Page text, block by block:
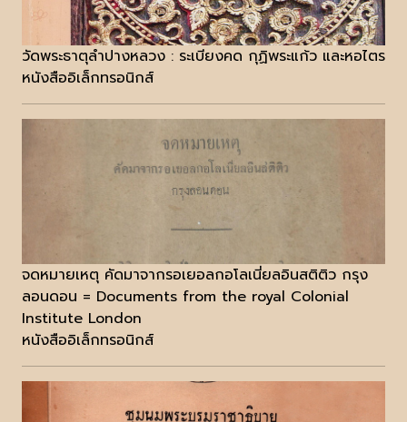
วัดพระธาตุลำปางหลวง : ระเบียงคด กุฏิพระแก้ว และหอไตร
หนังสืออิเล็กทรอนิกส์
จดหมายเหตุ คัดมาจากรอเยอลกอโลเนี่ยลอินสติติว กรุง
ลอนดอน = Documents from the royal Colonial
Institute London
หนังสืออิเล็กทรอนิกส์